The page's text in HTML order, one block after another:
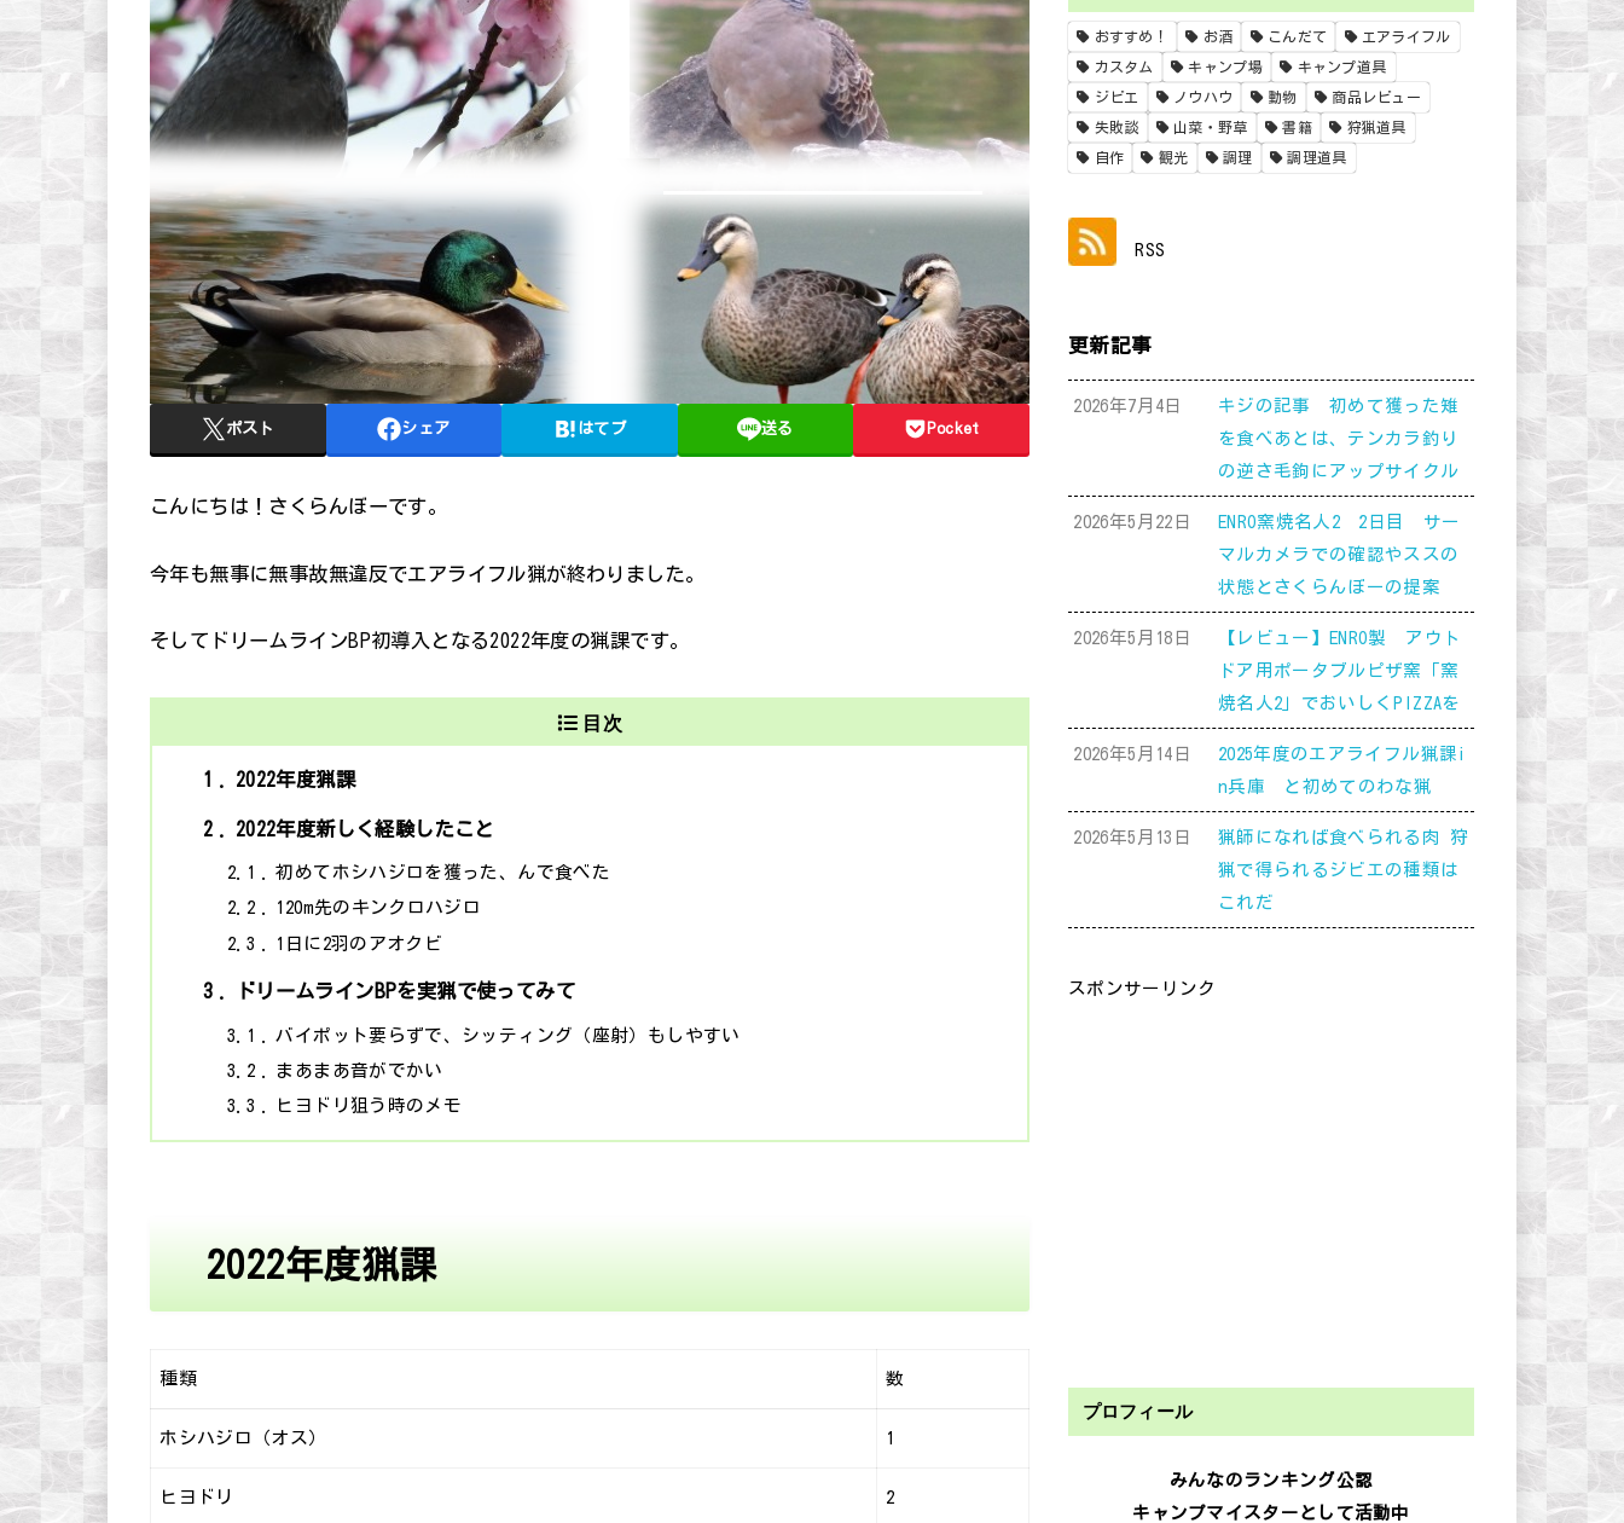
ポスト シェア はてブ 送る Pocket
こんにちは！さくらんぼーです。
今年も無事に無事故無違反でエアライフル猟が終わりました。
そしてドリームラインBP初導入となる2022年度の猟課です。
目次
1 2022年度猟課
2 2022年度新しく経験したこと
2.1
初めてホシハジロを獲った、んで食べた
2.2
120m先のキンクロハジロ
2.3
1日に2羽のアオクビ
3 ドリームラインBPを実猟で使ってみて
3.1
バイポット要らずで、シッティング（座射）もしやすい
3.2
まあまあ音がでかい
3.3
ヒヨドリ狙う時のメモ
2022年度猟課
種類 数
ホシハジロ（オス） 1
ヒヨドリ 2
おすすめ！ お酒 こんだて エアライフル
カスタム キャンプ場 キャンプ道具
ジビエ ノウハウ 動物 商品レビュー
失敗談 山菜・野草 書籍 狩猟道具
自作 観光 調理 調理道具
RSS
更新記事
2026年7月4日
キジの記事 初めて獲った雉
を食べあとは、テンカラ釣り
の逆さ毛鉤にアップサイクル
2026年5月22日
ENRO窯焼名人2 2日目 サー
マルカメラでの確認やススの
状態とさくらんぼーの提案
2026年5月18日
【レビュー】ENRO製 アウト
ドア用ポータブルピザ窯「窯
焼名人2」でおいしくPIZZAを
2026年5月14日
2025年度のエアライフル猟課i
n兵庫 と初めてのわな猟
2026年5月13日
猟師になれば食べられる肉 狩
猟で得られるジビエの種類は
これだ
スポンサーリンク
プロフィール
みんなのランキング公認
キャンプマイスターとして活動中